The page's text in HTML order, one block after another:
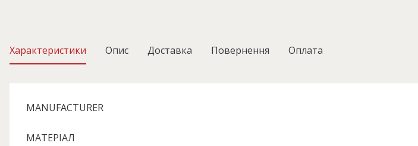
Характеристики Опис Доставка Повернення Оплата
MANUFACTURER
МАТЕРІАЛ